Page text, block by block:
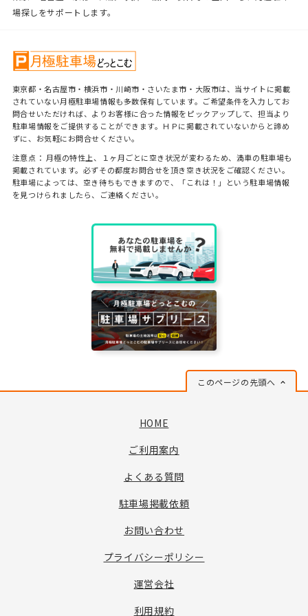
場探しをサポートします。
東京都・名古屋市・横浜市・川崎市・さいたま市・大阪市は、当サイトに掲載
されていない月極駐車場情報も多数保有しています。ご希望条件を入力してお
問合せいただければ、よりお客様に合った情報をピックアップして、担当より
駐車場情報をご提供することができます。ＨＰに掲載されていないからと諦め
ずに、お気軽にお問合せください。
注意点： 月極の特性上、１ヶ月ごとに空き状況が変わるため、満車の駐車場も
掲載されています。必ずその都度お問合せを頂き空き状況をご確認ください。
駐車場によっては、空き待ちもできますので、「これは！」という駐車場情報
を見つけられましたら、ご連絡ください。
このページの先頭へ
HOME
ご利用案内
よくある質問
駐車場掲載依頼
お問い合わせ
プライバシーポリシー
運営会社
利用規約